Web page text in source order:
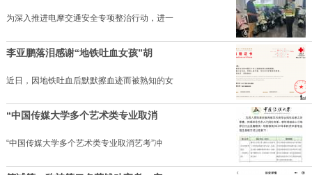
为深入推进电摩交通安全专项整治行动，进一
李亚鹏落泪感谢“地铁吐血女孩”胡
近日，因地铁吐血后默默擦血迹而被熟知的女
“中国传媒大学多个艺术类专业取消
“中国传媒大学多个艺术类专业取消艺考”冲